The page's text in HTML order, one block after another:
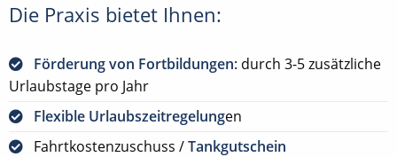
Die Praxis bietet Ihnen:
Förderung von Fortbildungen: durch 3-5 zusätzliche
Urlaubstage pro Jahr
Flexible Urlaubszeitregelungen
Fahrtkostenzuschuss /Tankgutschein